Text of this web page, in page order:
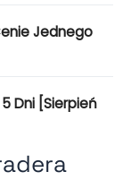
Jednego
Dni [Sierpień